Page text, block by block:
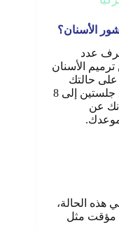
الأسنان؟
عدد
الأسنان
على حالتك
ونوع الفينير الذي تختاره، قد تحتاج ما بين جلستين إلى 8
عن
موعدك.
هذه الحالة،
مؤقت مثل